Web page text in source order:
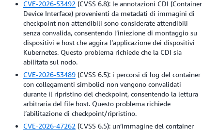
CVE-2026-53492 (CVSS 6.8): le annotazioni CDI (Container
Device Interface) provenienti da metadati di immagini di
checkpoint non attendibili sono considerate attendibili
senza convalida, consentendo l’iniezione di montaggio su
dispositivi e host che aggira l’applicazione dei dispositivi
Kubernetes. Questo problema richiede che la CDI sia
abilitata sul nodo.
CVE-2026-53489 (CVSS 6.5): i percorsi di log del container
con collegamenti simbolici non vengono convalidati
durante il ripristino del checkpoint, consentendo la lettura
arbitraria del file host. Questo problema richiede
l’abilitazione di checkpoint/ripristino.
CVE-2026-47262 (CVSS 6.5): un’immagine del container